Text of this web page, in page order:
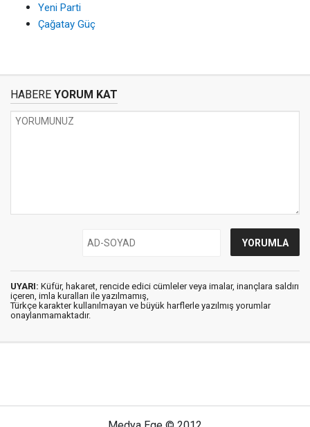
Yeni Parti
Çağatay Güç
HABERE YORUM KAT
UYARI: Küfür, hakaret, rencide edici cümleler veya imalar, inançlara saldırı
içeren, imla kuralları ile yazılmamış,
Türkçe karakter kullanılmayan ve büyük harflerle yazılmış yorumlar
onaylanmamaktadır.